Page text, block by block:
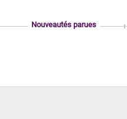
Nouveautés parues